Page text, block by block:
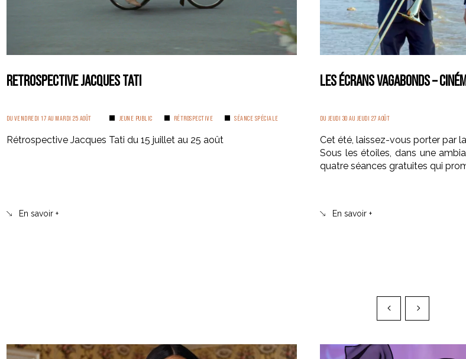
RETROSPECTIVE JACQUES TATI
DU VENDREDI 17 AU MARDI 25 AOÛT JEUNE PUBLIC RÉTROSPECTIVE SÉANCE SPÉCIALE
Rétrospective Jacques Tati du 15 juillet au 25 août
En savoir +
LES ÉCRANS VAGABONDS –
DU JEUDI 30 AU JEUDI 27 AOÛT
Cet été, laissez-vous porter par
Sous les étoiles, dans une
quatre séances gratuites qui
En savoir +